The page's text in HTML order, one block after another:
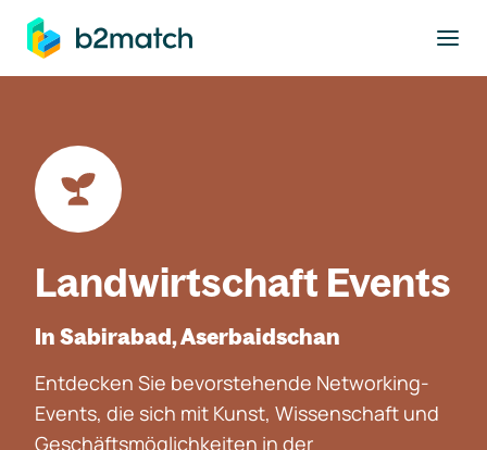
springen
Landwirtschaft Events
In Sabirabad, Aserbaidschan
Entdecken Sie bevorstehende Networking-
Events, die sich mit Kunst, Wissenschaft und
Geschäftsmöglichkeiten in der